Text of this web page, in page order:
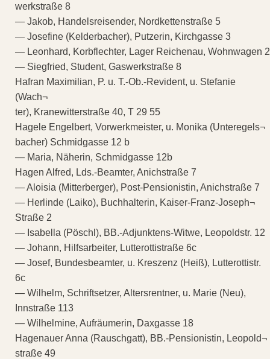
werkstraße 8
— Jakob, Handelsreisender, Nordkettenstraße 5
— Josefine (Kelderbacher), Putzerin, Kirchgasse 3
— Leonhard, Korbflechter, Lager Reichenau, Wohnwagen 2
— Siegfried, Student, Gaswerkstraße 8
Hafran Maximilian, P. u. T.-Ob.-Revident, u. Stefanie
(Wach¬
ter), Kranewitterstraße 40, T 29 55
Hagele Engelbert, Vorwerkmeister, u. Monika (Unteregels¬
bacher) Schmidgasse 12 b
— Maria, Näherin, Schmidgasse 12b
Hagen Alfred, Lds.-Beamter, Anichstraße 7
— Aloisia (Mitterberger), Post-Pensionistin, Anichstraße 7
— Herlinde (Laiko), Buchhalterin, Kaiser-Franz-Joseph¬
Straße 2
— Isabella (Pöschl), BB.-Adjunktens-Witwe, Leopoldstr. 12
— Johann, Hilfsarbeiter, Lutterottistraße 6c
— Josef, Bundesbeamter, u. Kreszenz (Heiß), Lutterottistr.
6c
— Wilhelm, Schriftsetzer, Altersrentner, u. Marie (Neu),
Innstraße 113
— Wilhelmine, Aufräumerin, Daxgasse 18
Hagenauer Anna (Rauschgatt), BB.-Pensionistin, Leopold¬
straße 49